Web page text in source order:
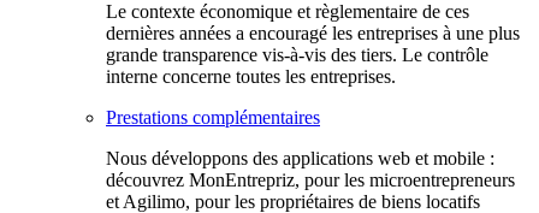
Le contexte économique et règlementaire de ces
dernières années a encouragé les entreprises à une plus
grande transparence vis-à-vis des tiers. Le contrôle
interne concerne toutes les entreprises.
Prestations complémentaires
Nous développons des applications web et mobile :
découvrez MonEntrepriz, pour les microentrepreneurs
et Agilimo, pour les propriétaires de biens locatifs